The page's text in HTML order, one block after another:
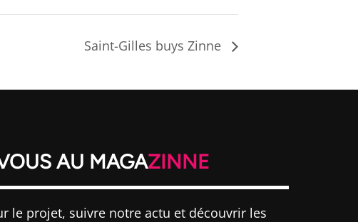
Saint-Gilles buys Zinne
AU MAGAZINNE
le projet, suivre notre actu et découvrir les